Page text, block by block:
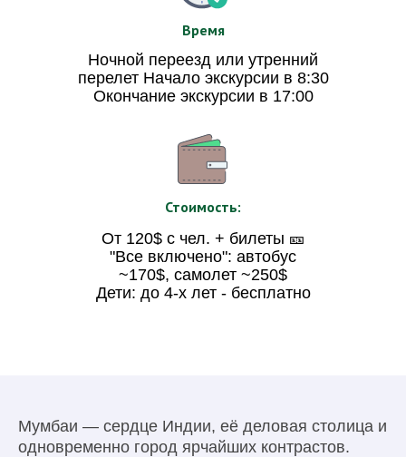
Ночной переезд или утренний
перелет Начало экскурсии в 8:30
Окончание экскурсии в 17:00
От 120$ с чел. + билеты 🎫
"Все включено": автобус
~170$, самолет ~250$
Дети: до 4-х лет - бесплатно
Время
Стоимость:
Мумбаи — сердце Индии, её деловая столица и
одновременно город ярчайших контрастов.